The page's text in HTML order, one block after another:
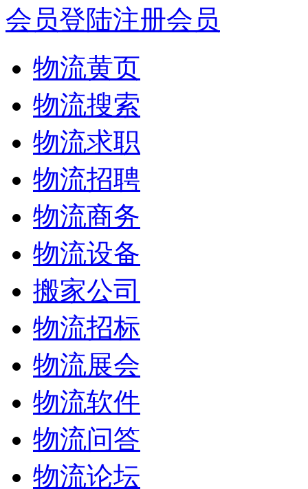
会员登陆注册会员
物流黄页
物流搜索
物流求职
物流招聘
物流商务
物流设备
搬家公司
物流招标
物流展会
物流软件
物流问答
物流论坛